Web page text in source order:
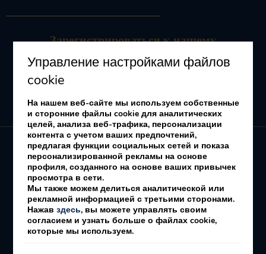
Зарегистрироватьсяк нашему
информационному бюллетеню
Получать предложения и рекламные акции
My booking
надлежащее уведомление
Политика печенье
Политика конфиденциальности
Управление настройками файлов
cookie
На нашем веб-сайте мы используем собственные
и сторонние файлы cookie для аналитических
целей, анализа веб-трафика, персонализации
контента с учетом ваших предпочтений,
предлагая функции социальных сетей и показа
персонализированной рекламы на основе
профиля, созданного на основе ваших привычек
просмотра в сети.
Мы также можем делиться аналитической или
рекламной информацией с третьими сторонами.
Нажавздесь, вы можете управлять своим
согласием и узнать больше о файлах cookie,
которые мы используем.